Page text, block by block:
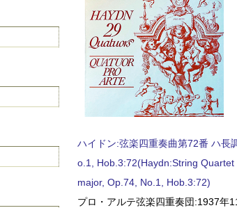
ハイドン:弦楽四重奏曲第72番 ハ長
o.1, Hob.3:72(Haydn:String Quartet
major, Op.74, No.1, Hob.3:72)
プロ・アルテ弦楽四重奏団:1937年